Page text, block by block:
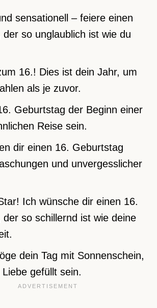
sensationell – feiere einen
so unglaublich ist wie du
16.! Dies ist dein Jahr, um
als je zuvor.
Geburtstag der Beginn einer
Reise sein.
dir einen 16. Geburtstag
und unvergesslicher
Ich wünsche dir einen 16.
so schillernd ist wie deine
dein Tag mit Sonnenschein,
gefüllt sein.